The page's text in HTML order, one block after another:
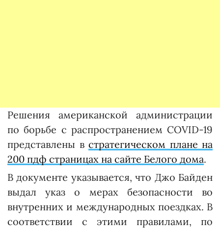
Решения американской администрации
по борьбе с распространением COVID-19
представлены в стратегическом плане на
200 пдф страницах на сайте Белого дома.
В документе указывается, что Джо Байден
выдал указ о мерах безопасности во
внутренних и международных поездках. В
соответствии с этими правилами, по